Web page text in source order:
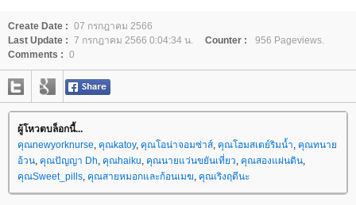
Create Date : 07 กรกฎาคม 2566
Last Update : 7 กรกฎาคม 2566 0:04:34 น. Counter :
956 Pageviews.
Comments : 0
ผู้โหวตบล็อกนี้...
คุณnewyorknurse, คุณkatoy, คุณโอน่าจอมซ่าส์, คุณโฮมสเตย์ริมน้ำ, คุณทนา
อ้วน, คุณปัญญา Dh, คุณhaiku, คุณนายแว่นขยันเที่ยว, คุณสองแผ่นดิน,
คุณSweet_pills, คุณสายหมอกและก้อนเมฆ, คุณเริงฤดีนะ